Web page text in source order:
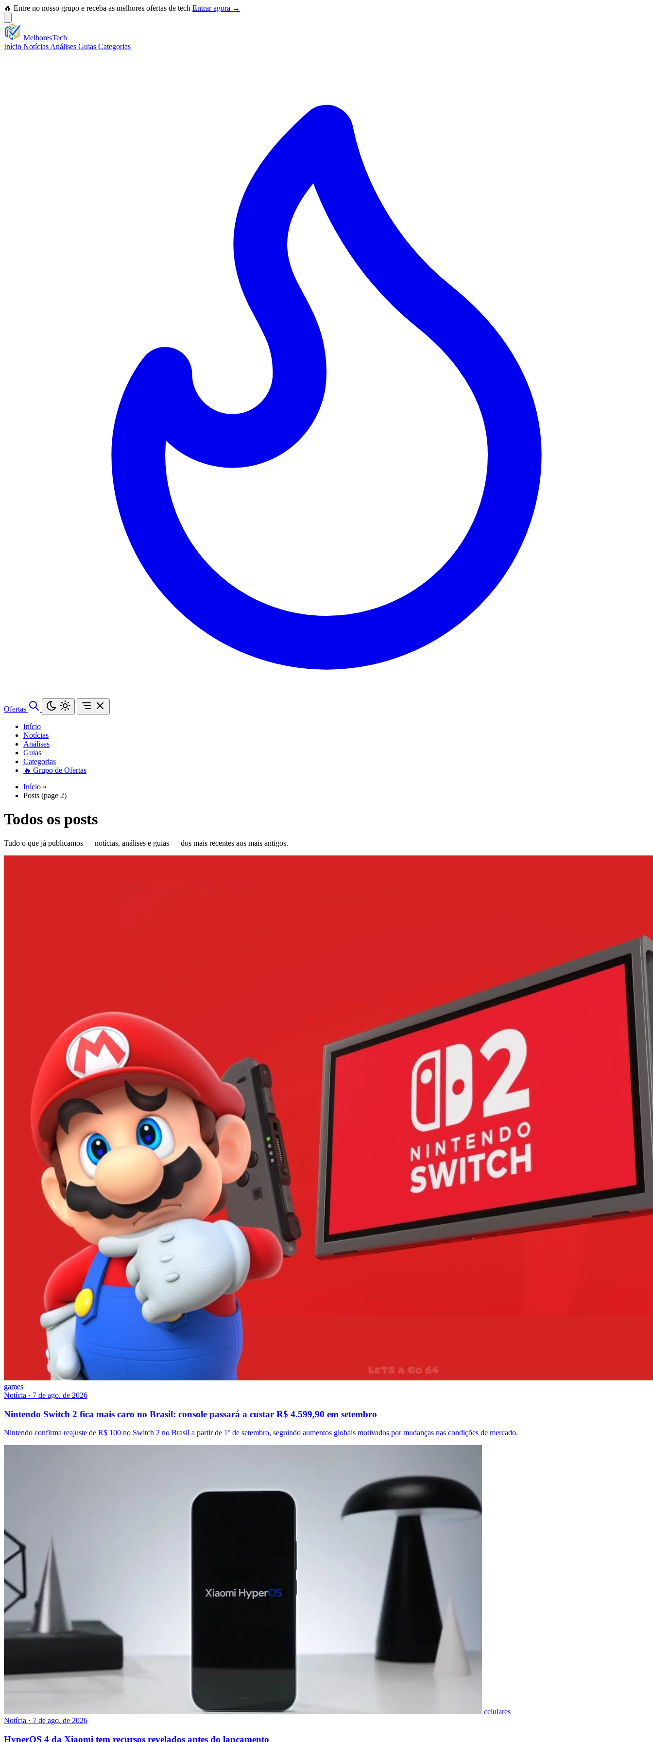
🔥 Entre no nosso grupo e receba as melhores ofertas de tech Entrar agora →
MelhoresTech
Início Notícias Análises Guias Categorias
Ofertas
Início
Notícias
Análises
Guias
Categorias
🔥 Grupo de Ofertas
Início »
Posts (page 2)
Todos os posts
Tudo o que já publicamos — notícias, análises e guias — dos mais recentes aos mais antigos.
games
Notícia · 7 de ago. de 2026
Nintendo Switch 2 fica mais caro no Brasil: console passará a custar R$ 4.599,90 em setembro
Nintendo confirma reajuste de R$ 100 no Switch 2 no Brasil a partir de 1º de setembro, seguindo aumentos globais motivados por mudanças nas condições de mercado.
celulares
Notícia · 7 de ago. de 2026
HyperOS 4 da Xiaomi tem recursos revelados antes do lançamento